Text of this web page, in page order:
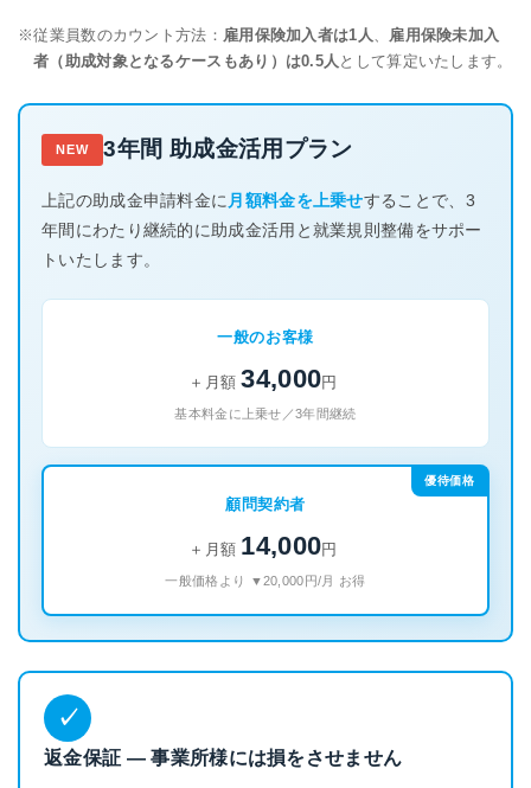
従業員数のカウント方法： 雇用保険加入者は1人、 雇用保険未加入
者（助成対象となるケースもあり）は0.5人 として算定いたします。
NEW 3年間 助成金活用プラン
上記の助成金申請料金に 月額料金を上乗せすることで、3
年間にわたり継続的に助成金活用と就業規則整備をサポー
トいたします。
一般のお客様
＋月額 34,000円
基本料金に上乗せ／3年間継続
優待価格
顧問契約者
＋月額 14,000円
一般価格より ▼20,000円/月 お得
✓
返金保証 — 事業所様には損をさせません